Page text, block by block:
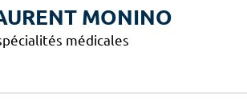
MONINO
médicales